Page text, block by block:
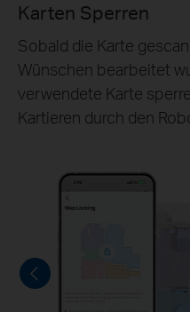
Ausgewählte
Bestimmen Sie, welche
sollen, mit anpassbarer
Routine, um den